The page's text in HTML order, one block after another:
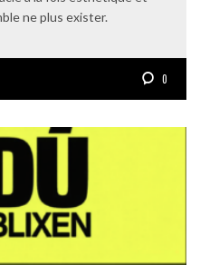
ne plus exister.
0